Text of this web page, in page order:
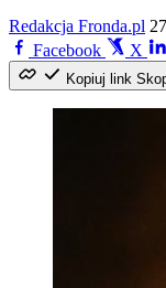
Redakcja Fronda.pl
Facebook
X
Kopiuj link